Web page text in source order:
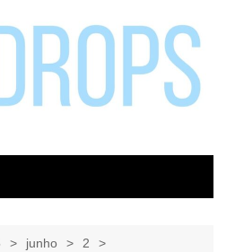
junho
2